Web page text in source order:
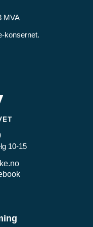
MVA
konsernet.
10-15